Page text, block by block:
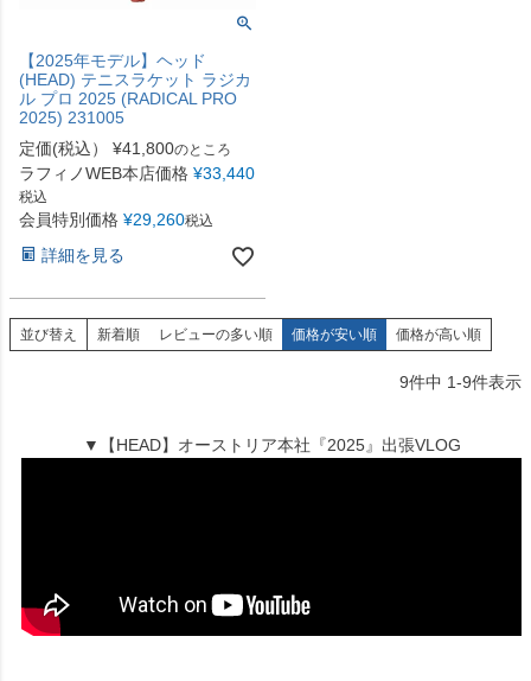
【2025年モデル】ヘッド
(HEAD) テニスラケット ラジカ
ル プロ 2025 (RADICAL PRO
2025) 231005
定価(税込）
¥41,800のところ
ラフィノWEB本店価格 ¥33,440
税込
会員特別価格 ¥29,260税込
詳細を見る
並び替え 新着順 レビューの多い順 価格が安い順 価格が高い順
9件中 1-9件表示
▼【HEAD】オーストリア本社『2025』出張VLOG